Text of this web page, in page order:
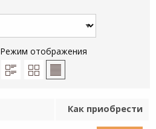
Режим отображения
Как приобрести